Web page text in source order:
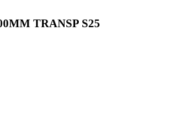
TRANSP S25